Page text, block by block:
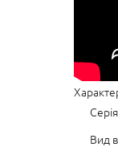
Серія
Вид